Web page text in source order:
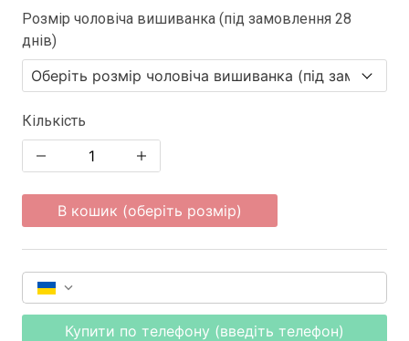
Розмір чоловіча вишиванка (під замовлення 28
днів)
Кількість
В кошик (оберіть розмір)
Купити по телефону (введіть телефон)